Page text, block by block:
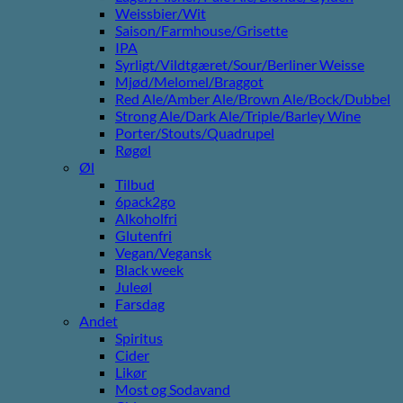
Weissbier/Wit
Saison/Farmhouse/Grisette
IPA
Syrligt/Vildtgæret/Sour/Berliner Weisse
Mjød/Melomel/Braggot
Red Ale/Amber Ale/Brown Ale/Bock/Dubbel
Strong Ale/Dark Ale/Triple/Barley Wine
Porter/Stouts/Quadrupel
Røgøl
Øl
Tilbud
6pack2go
Alkoholfri
Glutenfri
Vegan/Vegansk
Black week
Juleøl
Farsdag
Andet
Spiritus
Cider
Likør
Most og Sodavand